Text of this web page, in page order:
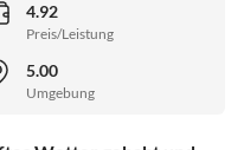
4.92
Preis/Leistung
5.00
Umgebung